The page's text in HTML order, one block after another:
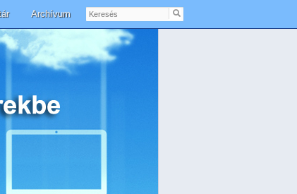
Archívum
Keresés